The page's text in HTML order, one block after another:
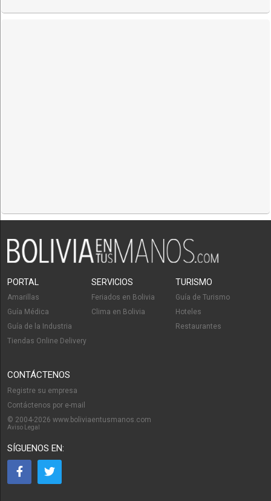
PORTAL
Amarillas
Guía Médica
Guía de la Industria
Tiendas Online Delivery
SERVICIOS
Feriados en Bolivia
Clima en Bolivia
TURISMO
Guía de Turismo
Hoteles
Restaurantes
CONTÁCTENOS
Registre su empresa
Contáctenos por e-mail
© 2004-2026 www.boliviaentusmanos.com
Aviso Legal
SÍGUENOS EN: